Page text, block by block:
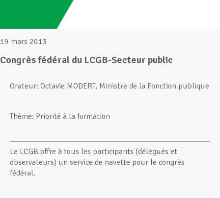
Assistance au Travail
Développement professionnel
19 mars 2013
Congrès fédéral du LCGB-Secteur public
Orateur: Octavie MODERT, Ministre de la Fonction publique
Thème: Priorité à la formation
Le LCGB offre à tous les participants (délégués et
observateurs) un service de navette pour le congrès
fédéral.